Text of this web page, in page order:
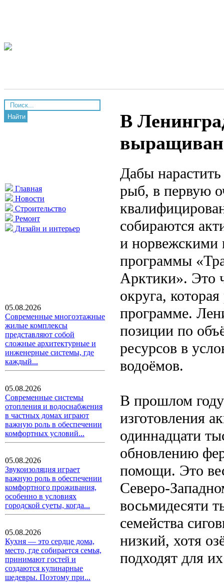
Найти
Главная
Новости
Строительство
Ремонт
Дизайн и интерьер
05.08.2026
Современные многоэтажные
жилые комплексы
представляют собой
сложные архитектурные и
инженерные системы, где
каждый...
05.08.2026
Современные системы
отопления и водоснабжения
в частных домах играют
важную роль в обеспечении
комфортных условий...
05.08.2026
Звукоизоляция играет
важную роль в обеспечении
комфортного проживания,
особенно в условиях
городской суеты, когда...
05.08.2026
Кухня — это сердце дома,
место, где собирается семья,
принимают гостей и
создаются кулинарные
шедевры. Поэтому при...
В
Дабы
рыб, в первую
собираются
и норвежскими
программы
Арктики». Это
округа,
программе.
позиции по
ресурсов в
водоёмов.
В прошлом
изготовления
одиннадцати
обновлению
помощи. Это
Северо-
восьмидесяти
семейства
низкий, хотя
подходят для